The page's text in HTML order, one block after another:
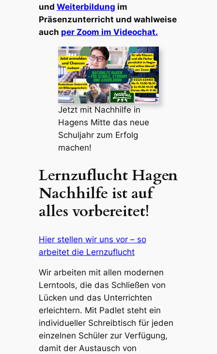
und Weiterbildung im
Präsenzunterricht und wahlweise
auch per Zoom im Videochat.
Jetzt mit Nachhilfe in
Hagens Mitte das neue
Schuljahr zum Erfolg
machen!
Lernzuflucht Hagen
Nachhilfe ist auf
alles vorbereitet!
Hier stellen wir uns vor – so
arbeitet die Lernzuflucht
Wir arbeiten mit allen modernen
Lerntools, die das Schließen von
Lücken und das Unterrichten
erleichtern. Mit Padlet steht ein
individueller Schreibtisch für jeden
einzelnen Schüler zur Verfügung,
damit der Austausch von